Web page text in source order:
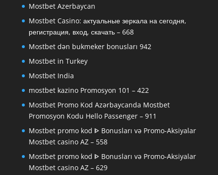
Mostbet Azerbaycan
Mostbet Casino: актуальные зеркала на сегодня,
регистрация, вход, скачать – 668
Mostbet dən bukmeker bonusları 942
Mostbet in Turkey
Mostbet India
mostbet kazino Promosyon 101 – 422
Mostbet Promo Kod Azərbaycanda Mostbet
Promosyon Kodu Hello Passenger – 911
Mostbet promo kod ᐈ Bonusları və Promo-Aksiyalar
Mostbet casino AZ – 558
Mostbet promo kod ᐈ Bonusları və Promo-Aksiyalar
Mostbet casino AZ – 629